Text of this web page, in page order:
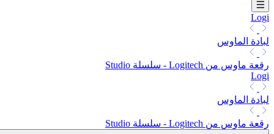
Logi
لبادة الماوس
رقعة ماوس من Logitech - سلسلة Studio
Logi
لبادة الماوس
رقعة ماوس من Logitech - سلسلة Studio